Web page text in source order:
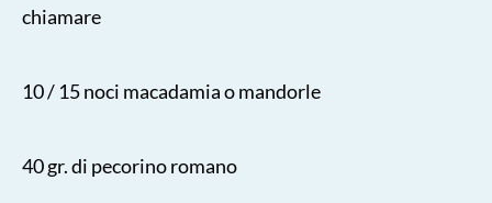
chiamare
10 / 15 noci macadamia o mandorle
40 gr. di pecorino romano